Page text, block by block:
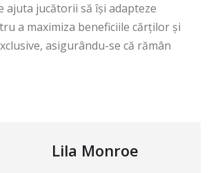
ajuta jucătorii să își adapteze
a maximiza beneficiile cărților și
asigurându-se că rămân
Lila Monroe